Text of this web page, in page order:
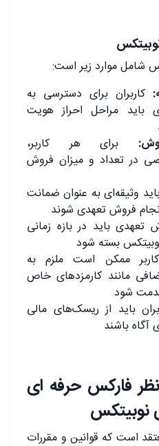
شامل موارد زیر است:
کاربران برای دسترسی به
باید مراحل احراز هویت
برای هر کاربر،
در تعداد و میزان فروش
باید وثیقه‌ای به عنوان ضمانت
فروش تعهدی شوند
تعهدی باید در بازه زمانی
بسته شود
کاربر ممکن است ملزم به
مانند کارمزدهای خاص
شود
باید از ریسک‌های مالی
باشند
فارکس حرفه ای
نوبیتکس
است که قوانین و مقررات